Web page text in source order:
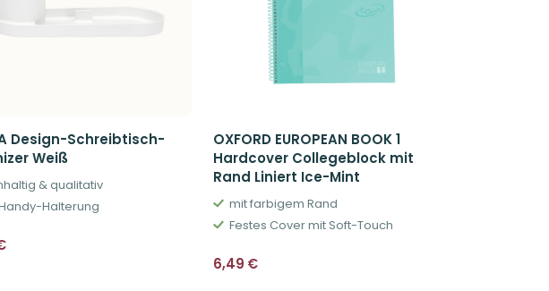
Design-Schreibtisch-
Weiß
& qualitativ
Halterung
OXFORD EUROPEAN BOOK 1
Hardcover Collegeblock mit
Rand Liniert Ice-Mint
mit farbigem Rand
Festes Cover mit Soft-Touch
6,49 €